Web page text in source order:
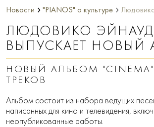
Новости › "PIANOS" о культуре › Людовико
ЛЮДОВИКО
ВЫПУСКАЕТ НОВЫЙ
НОВЫЙ АЛЬБОМ
ТРЕКОВ
Альбом состоит из набора ведущих
написанных для кино и телевидения,
неопубликованные работы.